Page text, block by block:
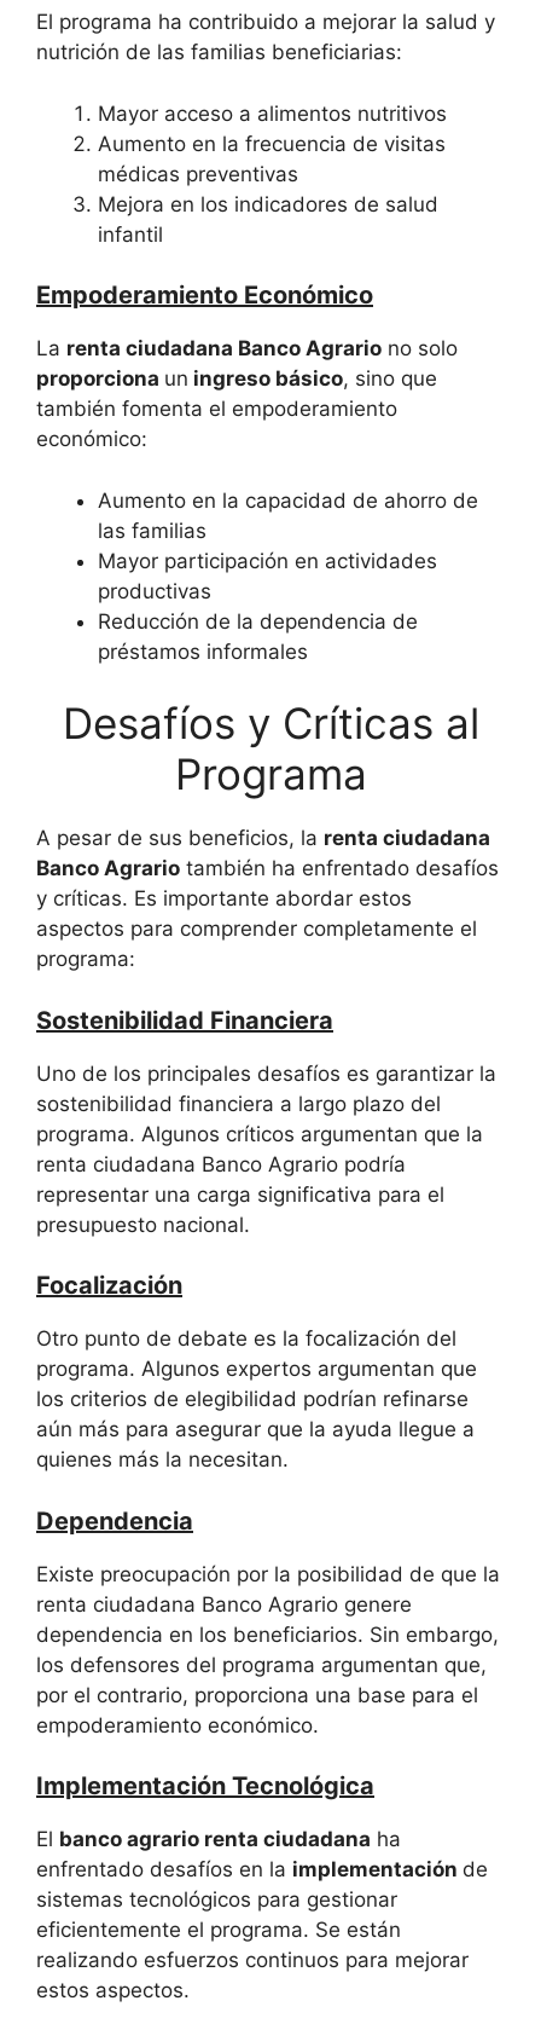
El programa ha contribuido a mejorar la salud y
nutrición de las familias beneficiarias:
Mayor acceso a alimentos nutritivos
Aumento en la frecuencia de visitas
médicas preventivas
Mejora en los indicadores de salud
infantil
Empoderamiento Económico
La renta ciudadana Banco Agrario no solo
proporciona un ingreso básico, sino que
también fomenta el empoderamiento
económico:
Aumento en la capacidad de ahorro de
las familias
Mayor participación en actividades
productivas
Reducción de la dependencia de
préstamos informales
Desafíos y Críticas al
Programa
A pesar de sus beneficios, la renta ciudadana
Banco Agrario también ha enfrentado desafíos
y críticas. Es importante abordar estos
aspectos para comprender completamente el
programa:
Sostenibilidad Financiera
Uno de los principales desafíos es garantizar la
sostenibilidad financiera a largo plazo del
programa. Algunos críticos argumentan que la
renta ciudadana Banco Agrario podría
representar una carga significativa para el
presupuesto nacional.
Focalización
Otro punto de debate es la focalización del
programa. Algunos expertos argumentan que
los criterios de elegibilidad podrían refinarse
aún más para asegurar que la ayuda llegue a
quienes más la necesitan.
Dependencia
Existe preocupación por la posibilidad de que la
renta ciudadana Banco Agrario genere
dependencia en los beneficiarios. Sin embargo,
los defensores del programa argumentan que,
por el contrario, proporciona una base para el
empoderamiento económico.
Implementación Tecnológica
El banco agrario renta ciudadana ha
enfrentado desafíos en la implementación de
sistemas tecnológicos para gestionar
eficientemente el programa. Se están
realizando esfuerzos continuos para mejorar
estos aspectos.